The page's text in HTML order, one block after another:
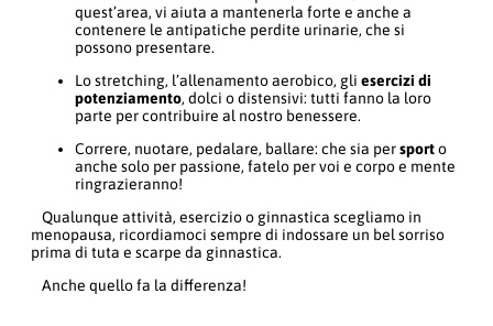
quest’area, vi aiuta a mantenerla forte e anche a
contenere le antipatiche perdite urinarie, che si
possono presentare.
Lo stretching, l’allenamento aerobico, gli esercizi di
potenziamento, dolci o distensivi: tutti fanno la loro
parte per contribuire al nostro benessere.
Correre, nuotare, pedalare, ballare: che sia persporto
anche solo per passione, fatelo per voi e corpo e mente
ringrazieranno!
Qualunque attività, esercizio o ginnastica scegliamo in
menopausa, ricordiamoci sempre di indossare un bel sorriso
prima di tuta e scarpe da ginnastica.
Anche quello fa la differenza!